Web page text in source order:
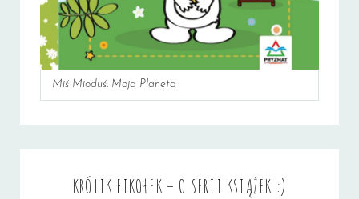
Miś Mioduś. Moja Planeta
KRÓLIK FIKOŁEK – O SERII KSIĄŻEK :)